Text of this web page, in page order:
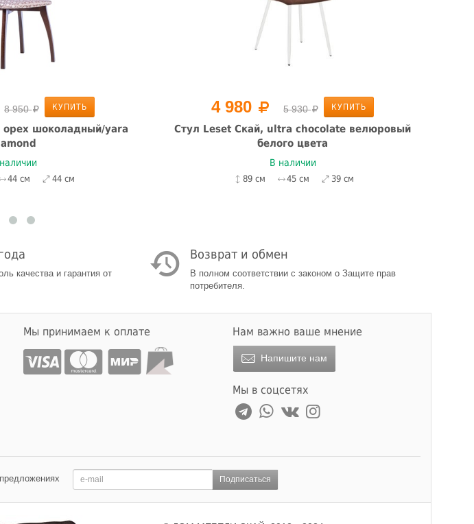
8 950 КУПИТЬ
орех шоколадный/yara
44 см 44 см
4 980 5 930 КУПИТЬ
Стул Leset Скай, ultra chocolate велюровый
белого цвета
В наличии
89 см 45 см 39 см
качества и гарантия от
Возврат и обмен
В полном соответствии с законом о Защите прав
потребителя.
Мы принимаем к оплате Нам важно ваше мнение
Напишите нам
Мы в соцсетях
Подписаться